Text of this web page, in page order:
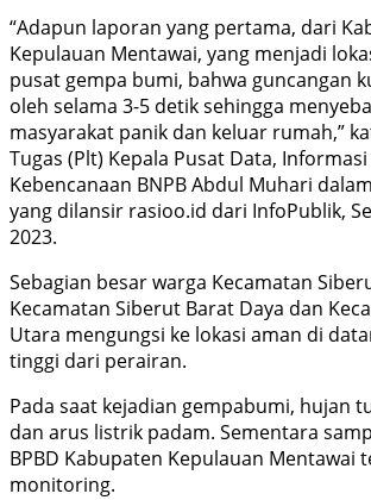
“Adapun laporan yang pertama, dari
Kepulauan Mentawai, yang menjadi
pusat gempa bumi, bahwa guncangan
oleh selama 3-5 detik sehingga
masyarakat panik dan keluar rumah,”
Tugas (Plt) Kepala Pusat Data,
Kebencanaan BNPB Abdul Muhari
yang dilansir rasioo.id dari InfoPublik,
2023.
Sebagian besar warga Kecamatan
Kecamatan Siberut Barat Daya dan
Utara mengungsi ke lokasi aman di
tinggi dari perairan.
Pada saat kejadian gempabumi, hujan
dan arus listrik padam. Sementara
BPBD Kabupaten Kepulauan Mentawai
monitoring.